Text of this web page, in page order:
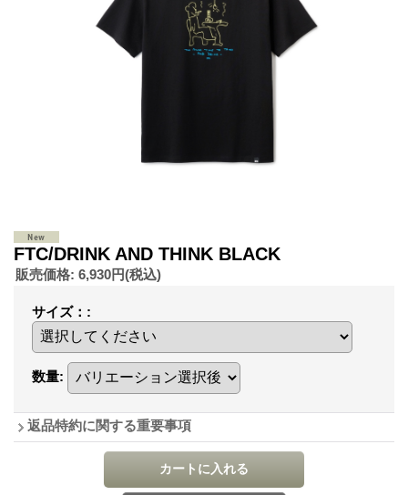
FTC/DRINK AND THINK BLACK
販売価格: 6,930円(税込)
サイズ： :
数量:
返品特約に関する重要事項